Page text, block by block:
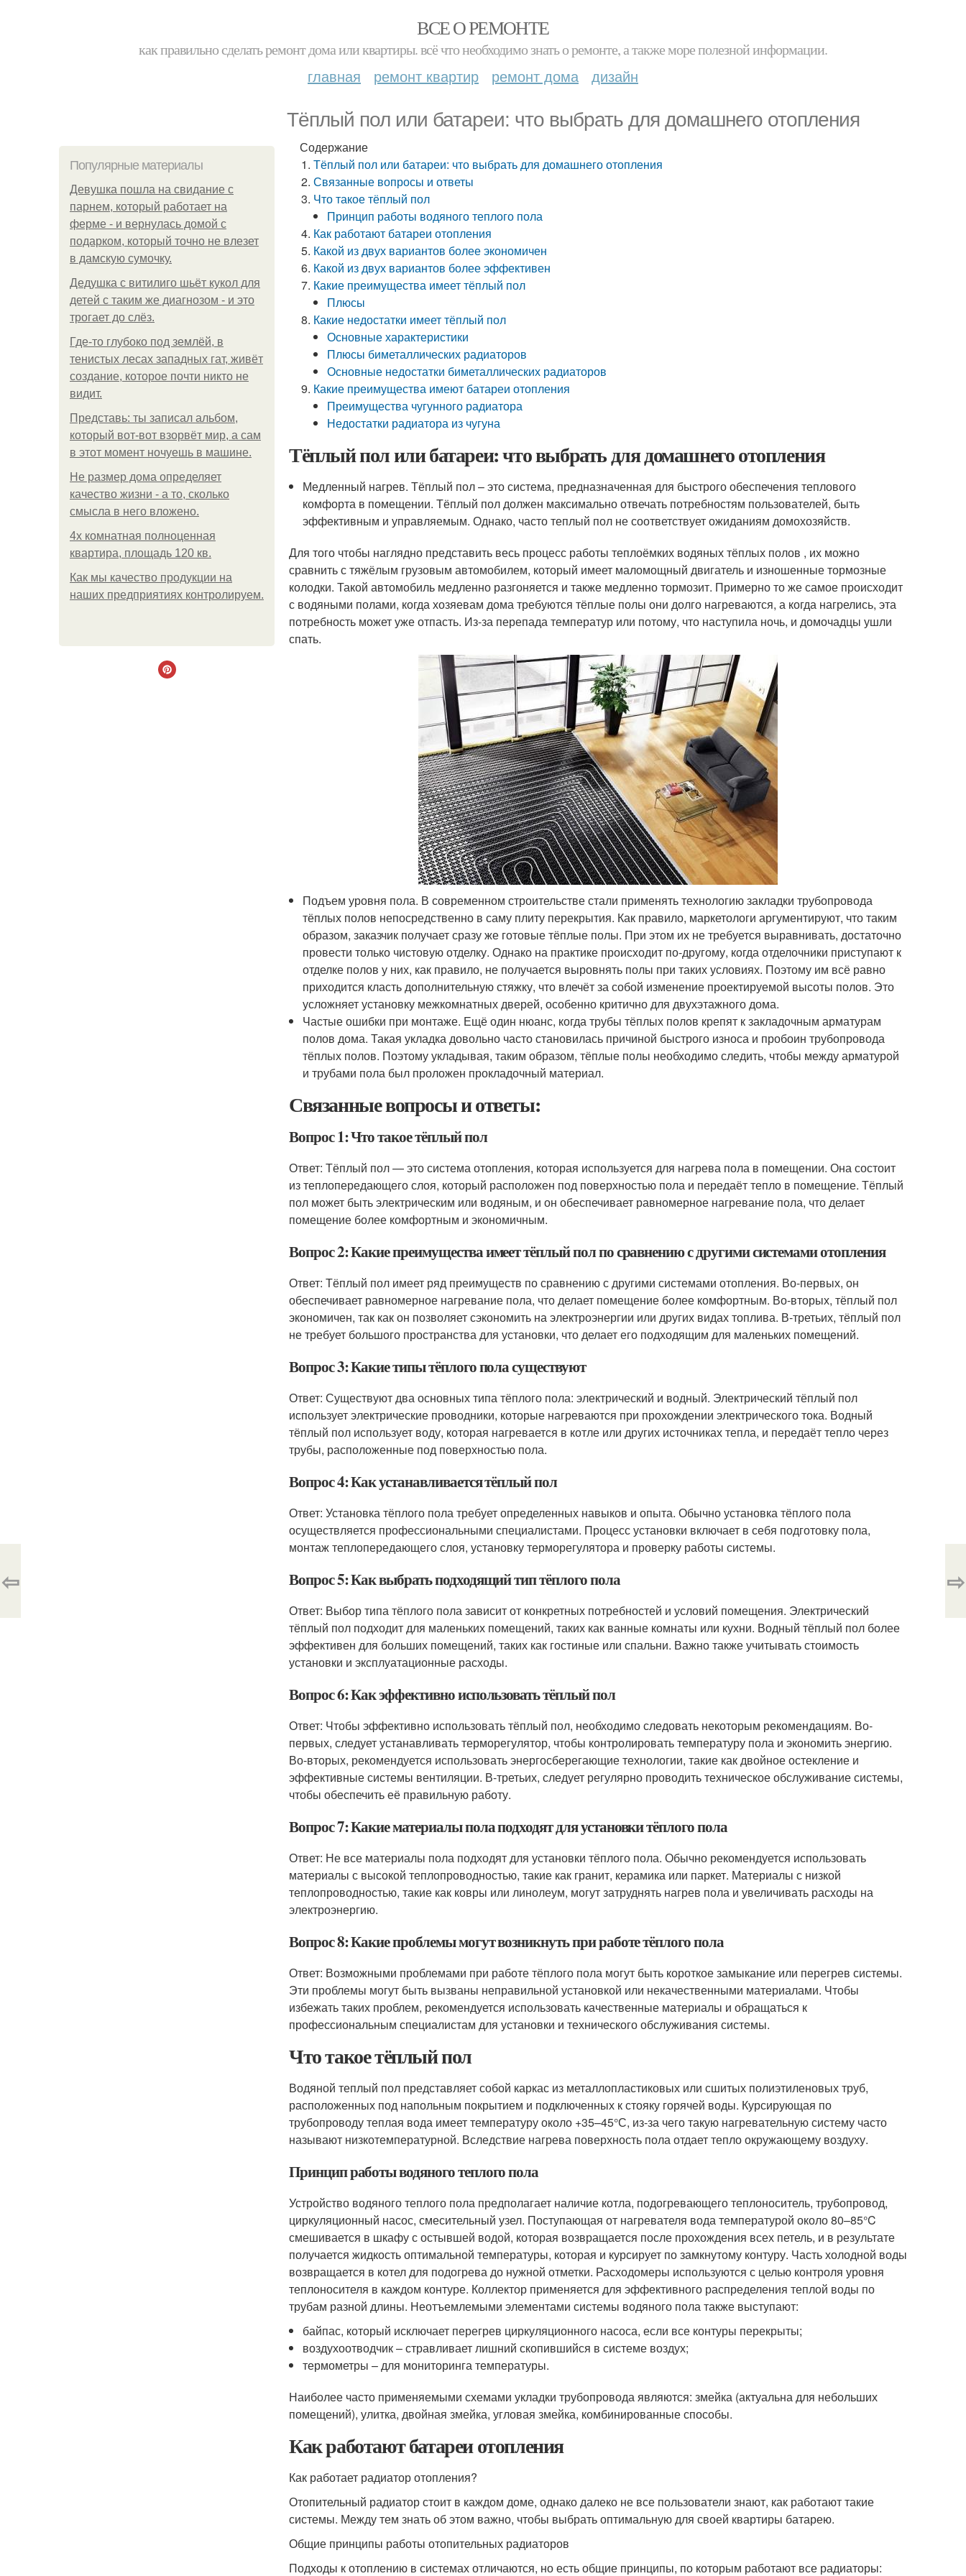
ВСЕ О РЕМОНТЕ
как правильно сделать ремонт дома или квартиры. всё что необходимо знать о ремонте, а также море полезной информации.
главная ремонт квартир ремонт дома дизайн
Тёплый пол или батареи: что выбрать для домашнего отопления
Популярные материалы
Девушка пошла на свидание с
парнем, который работает на
ферме - и вернулась домой с
подарком, который точно не влезет
в дамскую сумочку.
Дедушка с витилиго шьёт кукол для
детей с таким же диагнозом - и это
трогает до слёз.
Где-то глубоко под землёй, в
тенистых лесах западных гат, живёт
создание, которое почти никто не
видит.
Представь: ты записал альбом,
который вот-вот взорвёт мир, а сам
в этот момент ночуешь в машине.
Не размер дома определяет
качество жизни - а то, сколько
смысла в него вложено.
4x комнатная полноценная
квартира, площадь 120 кв.
Как мы качество продукции на
наших предприятиях контролируем.
Содержание
Тёплый пол или батареи: что выбрать для домашнего отопления
Связанные вопросы и ответы
Что такое тёплый пол
Принцип работы водяного теплого пола
Как работают батареи отопления
Какой из двух вариантов более экономичен
Какой из двух вариантов более эффективен
Какие преимущества имеет тёплый пол
Плюсы
Какие недостатки имеет тёплый пол
Основные характеристики
Плюсы биметаллических радиаторов
Основные недостатки биметаллических радиаторов
Какие преимущества имеют батареи отопления
Преимущества чугунного радиатора
Недостатки радиатора из чугуна
Тёплый пол или батареи: что выбрать для домашнего отопления
Медленный нагрев. Тёплый пол – это система, предназначенная для быстрого обеспечения теплового
комфорта в помещении. Тёплый пол должен максимально отвечать потребностям пользователей, быть
эффективным и управляемым. Однако, часто теплый пол не соответствует ожиданиям домохозяйств.
Для того чтобы наглядно представить весь процесс работы теплоёмких водяных тёплых полов , их можно
сравнить с тяжёлым грузовым автомобилем, который имеет маломощный двигатель и изношенные тормозные
колодки. Такой автомобиль медленно разгоняется и также медленно тормозит. Примерно то же самое происходит
с водяными полами, когда хозяевам дома требуются тёплые полы они долго нагреваются, а когда нагрелись, эта
потребность может уже отпасть. Из-за перепада температур или потому, что наступила ночь, и домочадцы ушли
спать.
Подъем уровня пола. В современном строительстве стали применять технологию закладки трубопровода
тёплых полов непосредственно в саму плиту перекрытия. Как правило, маркетологи аргументируют, что таким
образом, заказчик получает сразу же готовые тёплые полы. При этом их не требуется выравнивать, достаточно
провести только чистовую отделку. Однако на практике происходит по-другому, когда отделочники приступают к
отделке полов у них, как правило, не получается выровнять полы при таких условиях. Поэтому им всё равно
приходится класть дополнительную стяжку, что влечёт за собой изменение проектируемой высоты полов. Это
усложняет установку межкомнатных дверей, особенно критично для двухэтажного дома.
Частые ошибки при монтаже. Ещё один нюанс, когда трубы тёплых полов крепят к закладочным арматурам
полов дома. Такая укладка довольно часто становилась причиной быстрого износа и пробоин трубопровода
тёплых полов. Поэтому укладывая, таким образом, тёплые полы необходимо следить, чтобы между арматурой
и трубами пола был проложен прокладочный материал.
Связанные вопросы и ответы:
Вопрос 1: Что такое тёплый пол
Ответ: Тёплый пол — это система отопления, которая используется для нагрева пола в помещении. Она состоит
из теплопередающего слоя, который расположен под поверхностью пола и передаёт тепло в помещение. Тёплый
пол может быть электрическим или водяным, и он обеспечивает равномерное нагревание пола, что делает
помещение более комфортным и экономичным.
Вопрос 2: Какие преимущества имеет тёплый пол по сравнению с другими системами отопления
Ответ: Тёплый пол имеет ряд преимуществ по сравнению с другими системами отопления. Во-первых, он
обеспечивает равномерное нагревание пола, что делает помещение более комфортным. Во-вторых, тёплый пол
экономичен, так как он позволяет сэкономить на электроэнергии или других видах топлива. В-третьих, тёплый пол
не требует большого пространства для установки, что делает его подходящим для маленьких помещений.
Вопрос 3: Какие типы тёплого пола существуют
Ответ: Существуют два основных типа тёплого пола: электрический и водный. Электрический тёплый пол
использует электрические проводники, которые нагреваются при прохождении электрического тока. Водный
тёплый пол использует воду, которая нагревается в котле или других источниках тепла, и передаёт тепло через
трубы, расположенные под поверхностью пола.
Вопрос 4: Как устанавливается тёплый пол
Ответ: Установка тёплого пола требует определенных навыков и опыта. Обычно установка тёплого пола
осуществляется профессиональными специалистами. Процесс установки включает в себя подготовку пола,
монтаж теплопередающего слоя, установку терморегулятора и проверку работы системы.
Вопрос 5: Как выбрать подходящий тип тёплого пола
Ответ: Выбор типа тёплого пола зависит от конкретных потребностей и условий помещения. Электрический
тёплый пол подходит для маленьких помещений, таких как ванные комнаты или кухни. Водный тёплый пол более
эффективен для больших помещений, таких как гостиные или спальни. Важно также учитывать стоимость
установки и эксплуатационные расходы.
Вопрос 6: Как эффективно использовать тёплый пол
Ответ: Чтобы эффективно использовать тёплый пол, необходимо следовать некоторым рекомендациям. Во-
первых, следует устанавливать терморегулятор, чтобы контролировать температуру пола и экономить энергию.
Во-вторых, рекомендуется использовать энергосберегающие технологии, такие как двойное остекление и
эффективные системы вентиляции. В-третьих, следует регулярно проводить техническое обслуживание системы,
чтобы обеспечить её правильную работу.
Вопрос 7: Какие материалы пола подходят для установки тёплого пола
Ответ: Не все материалы пола подходят для установки тёплого пола. Обычно рекомендуется использовать
материалы с высокой теплопроводностью, такие как гранит, керамика или паркет. Материалы с низкой
теплопроводностью, такие как ковры или линолеум, могут затруднять нагрев пола и увеличивать расходы на
электроэнергию.
Вопрос 8: Какие проблемы могут возникнуть при работе тёплого пола
Ответ: Возможными проблемами при работе тёплого пола могут быть короткое замыкание или перегрев системы.
Эти проблемы могут быть вызваны неправильной установкой или некачественными материалами. Чтобы
избежать таких проблем, рекомендуется использовать качественные материалы и обращаться к
профессиональным специалистам для установки и технического обслуживания системы.
Что такое тёплый пол
Водяной теплый пол представляет собой каркас из металлопластиковых или сшитых полиэтиленовых труб,
расположенных под напольным покрытием и подключенных к стояку горячей воды. Курсирующая по
трубопроводу теплая вода имеет температуру около +35–45°С, из-за чего такую нагревательную систему часто
называют низкотемпературной. Вследствие нагрева поверхность пола отдает тепло окружающему воздуху.
Принцип работы водяного теплого пола
Устройство водяного теплого пола предполагает наличие котла, подогревающего теплоноситель, трубопровод,
циркуляционный насос, смесительный узел. Поступающая от нагревателя вода температурой около 80–85°C
смешивается в шкафу с остывшей водой, которая возвращается после прохождения всех петель, и в результате
получается жидкость оптимальной температуры, которая и курсирует по замкнутому контуру. Часть холодной воды
возвращается в котел для подогрева до нужной отметки. Расходомеры используются с целью контроля уровня
теплоносителя в каждом контуре. Коллектор применяется для эффективного распределения теплой воды по
трубам разной длины. Неотъемлемыми элементами системы водяного пола также выступают:
байпас, который исключает перегрев циркуляционного насоса, если все контуры перекрыты;
воздухоотводчик – стравливает лишний скопившийся в системе воздух;
термометры – для мониторинга температуры.
Наиболее часто применяемыми схемами укладки трубопровода являются: змейка (актуальна для небольших
помещений), улитка, двойная змейка, угловая змейка, комбинированные способы.
Как работают батареи отопления
Как работает радиатор отопления?
Отопительный радиатор стоит в каждом доме, однако далеко не все пользователи знают, как работают такие
системы. Между тем знать об этом важно, чтобы выбрать оптимальную для своей квартиры батарею.
Общие принципы работы отопительных радиаторов
Подходы к отоплению в системах отличаются, но есть общие принципы, по которым работают все радиаторы:
⇦ ⇨